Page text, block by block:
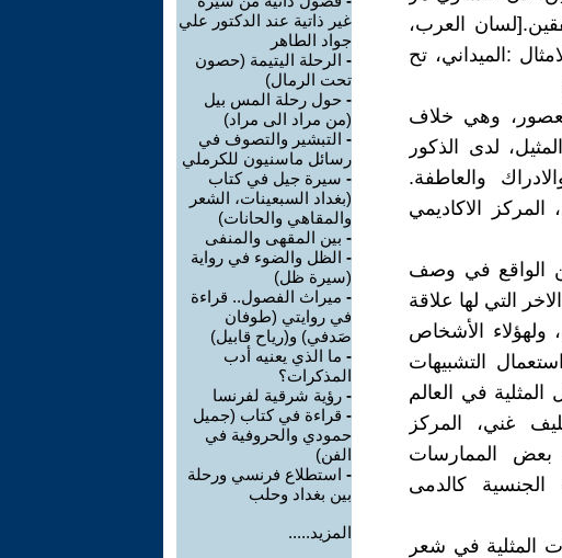
العرب،
:الميداني، تح
وهي خلاف
لدى الذكور
والعاطفة.
الاكاديمي
من الواقع في وصف
التي لها علاقة
ولهؤلاء الأشخاص
التشبيهات
في العالم
هناء خليف غني، المركز
216]. يصاحب ذلك بعض الممارسات
كالدمى
المثلية في شعر
غير ذاتية عند الدكتور علي
جواد الطاهر
- الرحلة اليتيمة (حصون
تحت الرمال)
- حول رحلة المس بيل
(من مراد الى مراد)
- التبشير والتصوف في
رسائل ماسنيون للكرملي
- سيرة جيل في كتاب
(بغداد السبعينات، الشعر
والمقاهي والحانات)
- بين المقهى والمنفى
- الظل والضوء في رواية
(سيرة ظل)
- ميراث الفصول.. قراءة
في روايتي (طوفان
صَدفي) و(رياح قابيل)
- ما الذي يعنيه أدب
المذكرات؟
- رؤية شرقية لفرنسا
- قراءة في كتاب (جميل
حمودي والحروفية في
الفن)
- استطلاع فرنسي ورحلة
بين بغداد وحلب
المزيد.....